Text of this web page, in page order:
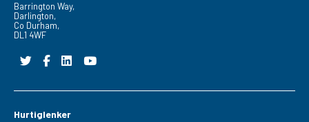
Barrington Way,
Darlington,
Co Durham,
DL1 4WF
Hurtiglenker